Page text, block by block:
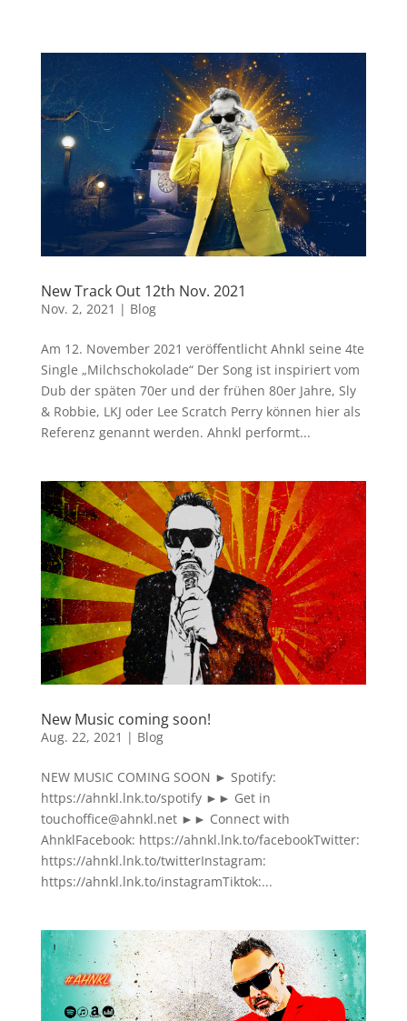
New Track Out 12th Nov. 2021
Nov. 2, 2021 | Blog
Am 12. November 2021 veröffentlicht Ahnkl seine 4te
Single „Milchschokolade“ Der Song ist inspiriert vom
Dub der späten 70er und der frühen 80er Jahre, Sly
& Robbie, LKJ oder Lee Scratch Perry können hier als
Referenz genannt werden. Ahnkl performt...
New Music coming soon!
Aug. 22, 2021 | Blog
NEW MUSIC COMING SOON ► Spotify:
https://ahnkl.lnk.to/spotify ►► Get in
touchoffice@ahnkl.net ►► Connect with
AhnklFacebook: https://ahnkl.lnk.to/facebookTwitter:
https://ahnkl.lnk.to/twitterInstagram:
https://ahnkl.lnk.to/instagramTiktok:...